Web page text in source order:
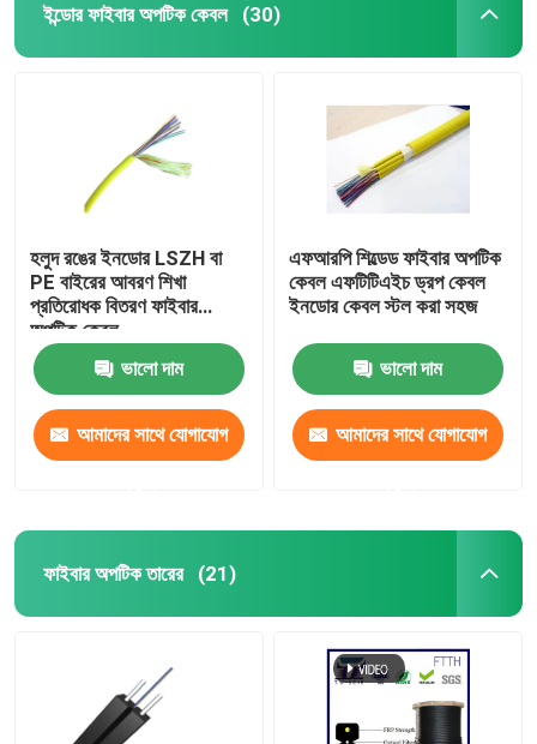
ইন্ডোর ফাইবার অপটিক কেবল (30)
হলুদ রঙের ইনডোর LSZH বা
PE বাইরের আবরণ শিখা
প্রতিরোধক বিতরণ ফাইবার
অপটিক কেবল
ভালো দাম
আমাদের সাথে যোগাযোগ
এফআরপি শিল্ডেড ফাইবার অপটিক
কেবল এফটিটিএইচ ড্রপ কেবল
ইনডোর কেবল স্টল করা সহজ
ভালো দাম
আমাদের সাথে যোগাযোগ
ফাইবার অপটিক তারের (21)